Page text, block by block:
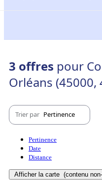
3 offres pour
Orléans (45000,
Trier par Pertinence
Pertinence
Date
Distance
Afficher la carte (contenu